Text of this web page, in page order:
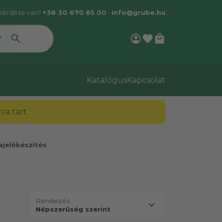
van? +36 30 670 85 00 • info@grube.hu
account_circlefavorite local_mall
KatalógusKapcsolat
tart.
Rendezés: